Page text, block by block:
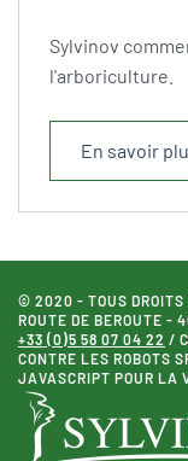
Sylvinov
l'arboriculture.
En savoir
© 2020 - TOUS DROITS
ROUTE DE BEROUTE -
+33 (0)5 58 07 04 22 /
CONTRE LES ROBOTS
JAVASCRIPT POUR LA